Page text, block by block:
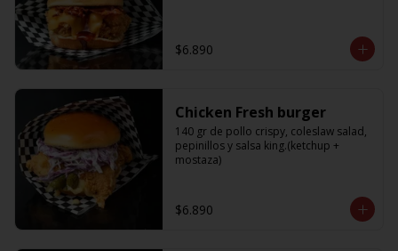
$6.890
Chicken Fresh burger
140 gr de pollo crispy, coleslaw salad,
pepinillos y salsa king.(ketchup +
mostaza)
$6.890